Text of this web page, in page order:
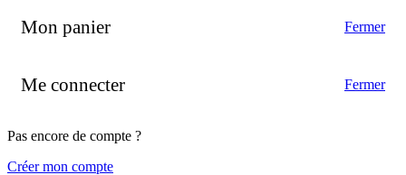
Mon panier Fermer
Me connecter Fermer
Pas encore de compte ?
Créer mon compte